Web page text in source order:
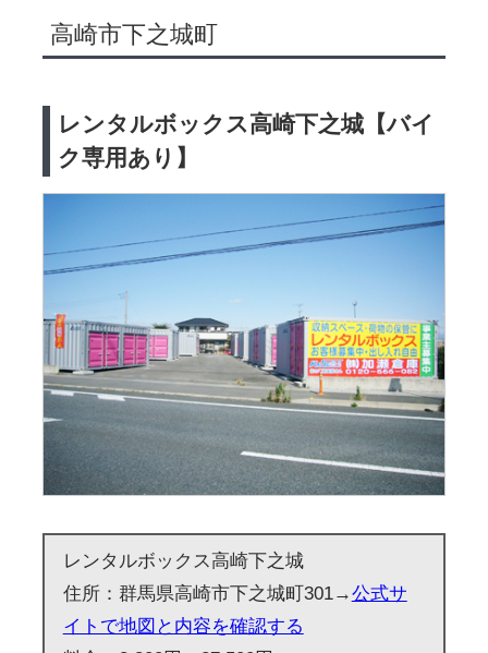
高崎市下之城町
レンタルボックス高崎下之城【バイ
ク専用あり】
レンタルボックス高崎下之城
住所：群馬県高崎市下之城町301→公式サ
イトで地図と内容を確認する